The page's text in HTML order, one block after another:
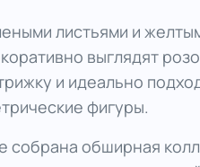
листьями и
выглядят
и идеально
фигуры.
собрана обширная